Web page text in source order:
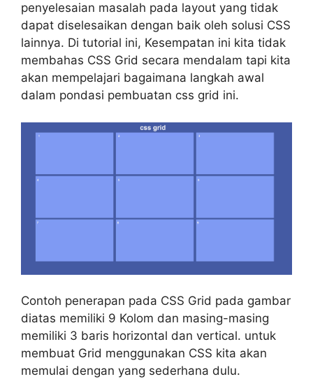
penyelesaian masalah pada layout yang tidak
dapat diselesaikan dengan baik oleh solusi CSS
lainnya. Di tutorial ini, Kesempatan ini kita tidak
membahas CSS Grid secara mendalam tapi kita
akan mempelajari bagaimana langkah awal
dalam pondasi pembuatan css grid ini.
Contoh penerapan pada CSS Grid pada gambar
diatas memiliki 9 Kolom dan masing-masing
memiliki 3 baris horizontal dan vertical. untuk
membuat Grid menggunakan CSS kita akan
memulai dengan yang sederhana dulu.